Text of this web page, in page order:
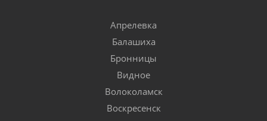
Апрелевка
Балашиха
Бронницы
Видное
Волоколамск
Воскресенск